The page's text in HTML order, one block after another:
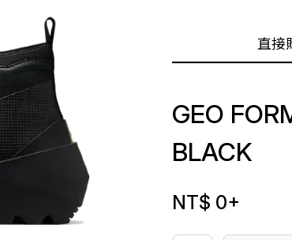
直接
GEO
BLACK
NT$ 0+